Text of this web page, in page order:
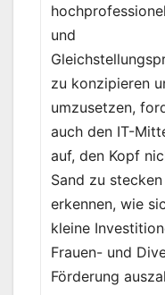
und
zu konzipieren
umzusetzen,
auch den IT-
auf, den Kopf
Sand zu
erkennen, wie
kleine
Frauen- und
Förderung